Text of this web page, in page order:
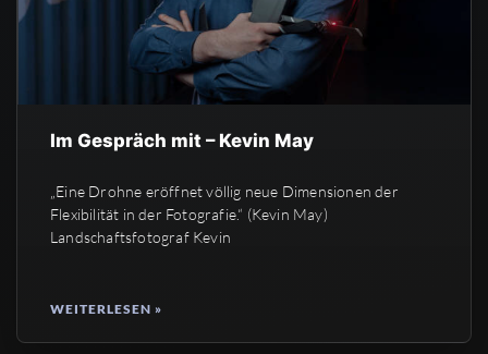
Im Gespräch mit – Kevin May
„Eine Drohne eröffnet völlig neue Dimensionen der
Flexibilität in der Fotografie.“ (Kevin May)
Landschaftsfotograf Kevin
WEITERLESEN »